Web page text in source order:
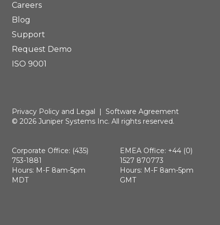
Careers
Blog
Support
Request Demo
ISO 9001
Privacy Policy and Legal | Software Agreement
© 2026 Juniper Systems Inc. All rights reserved.
Corporate Office: (435)
753-1881
Hours: M-F 8am-5pm
MDT
EMEA Office: +44 (0)
1527 870773
Hours: M-F 8am-5pm
GMT